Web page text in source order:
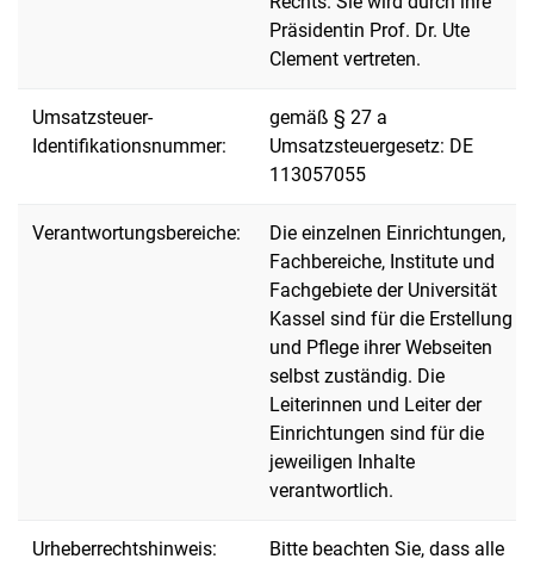
Präsidentin Prof. Dr. Ute
Clement vertreten.
Umsatzsteuer-
Identifikationsnummer:
gemäß § 27 a
Umsatzsteuergesetz: DE
113057055
Verantwortungsbereiche:
Die einzelnen Einrichtungen,
Fachbereiche, Institute und
Fachgebiete der Universität
Kassel sind für die Erstellung
und Pflege ihrer Webseiten
selbst zuständig. Die
Leiterinnen und Leiter der
Einrichtungen sind für die
jeweiligen Inhalte
verantwortlich.
Urheberrechtshinweis:
Bitte beachten Sie, dass alle